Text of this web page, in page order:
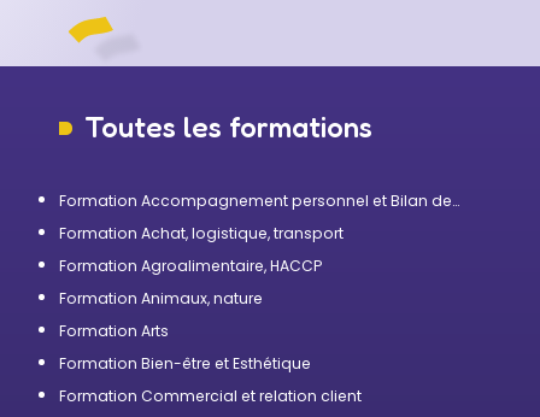
Toutes les formations
Formation Accompagnement personnel et Bilan de
Formation Achat, logistique, transport
Formation Agroalimentaire, HACCP
Formation Animaux, nature
Formation Arts
Formation Bien-être et Esthétique
Formation Commercial et relation client